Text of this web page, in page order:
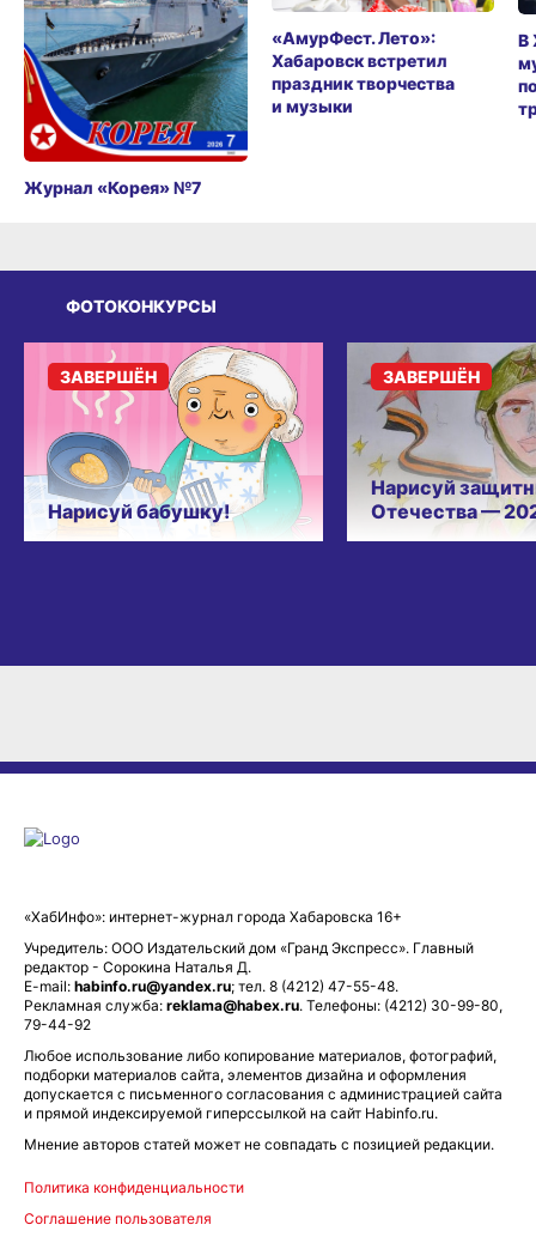
Журнал «Корея» №7
«АмурФест. Лето»:
Хабаровск встретил
праздник творчества
и музыки
В
ФОТОКОНКУРСЫ
Нарисуй бабушку!
ЗАВЕРШЁН
Нарисуй
Отечества —
ЗАВЕРШЁН
«ХабИнфо»: интернет-журнал города Хабаровска 16+
Учредитель: ООО Издательский дом «Гранд Экспресс». Главный
редактор - Сорокина Наталья Д.
E-mail: habinfo.ru@yandex.ru; тел. 8 (4212) 47-55-48.
Рекламная служба: reklama@habex.ru. Телефоны: (4212) 30-99-80,
79-44-92
Любое использование либо копирование материалов, фотографий,
подборки материалов сайта, элементов дизайна и оформления
допускается с письменного согласования с администрацией сайта
и прямой индексируемой гиперссылкой на сайт Habinfo.ru.
Мнение авторов статей может не совпадать с позицией редакции.
Политика конфиденциальности
Соглашение пользователя